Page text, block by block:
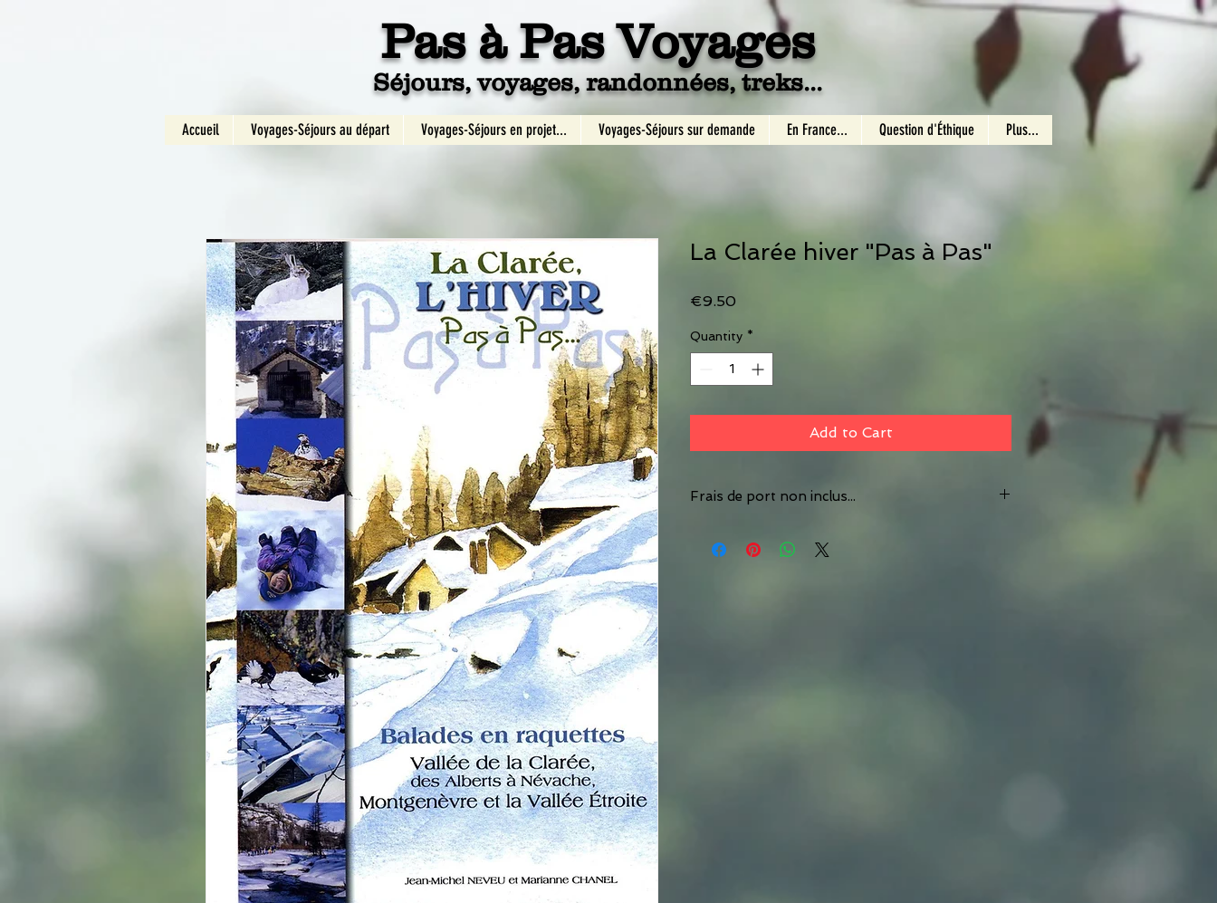
Pas à Pas Voyages
Séjours, voyages, randonnées, treks...
La Clarée hiver "Pas à Pas"
€9.50
Quantity *
Add to Cart
Frais de port non inclus...
Accueil Voyages-Séjours au départ Voyages-Séjours en projet... Voyages-Séjours sur demande En France... Question d'Éthique Plus...